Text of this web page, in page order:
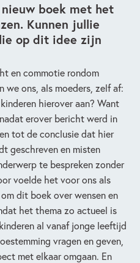
boek met het
Kunnen jullie
op dit idee zijn
en commotie rondom
we ons, als moeders, zelf af:
hierover aan? Want
erover bericht werd in
tot de conclusie dat hier
geschreven en misten
te bespreken zonder
voelde het voor ons als
dit boek over wensen en
het thema zo actueel is
al vanaf jonge leeftijd
vragen en geven,
met elkaar omgaan. En